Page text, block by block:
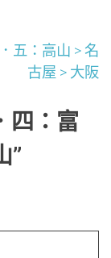
五：高山 > 名
古屋 > 大阪
四：富
”